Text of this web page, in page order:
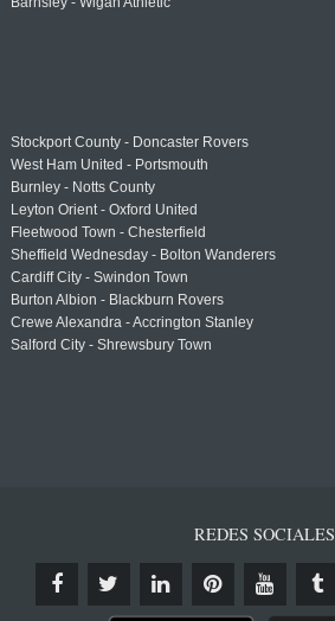
Stockport County - Doncaster Rovers
West Ham United - Portsmouth
Burnley - Notts County
Leyton Orient - Oxford United
Fleetwood Town - Chesterfield
Sheffield Wednesday - Bolton Wanderers
Cardiff City - Swindon Town
Burton Albion - Blackburn Rovers
Crewe Alexandra - Accrington Stanley
Salford City - Shrewsbury Town
REDES SOCIALES